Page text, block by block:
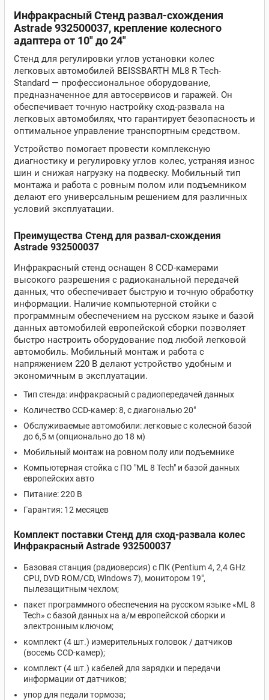
Инфракрасный Стенд развал-схождения
Astrade 932500037, крепление колесного
адаптера от 10" до 24"
Стенд для регулировки углов установки колес
легковых автомобилей BEISSBARTH ML8 R Tech-
Standard — профессиональное оборудование,
предназначенное для автосервисов и гаражей. Он
обеспечивает точную настройку сход-развала на
легковых автомобилях, что гарантирует безопасность и
оптимальное управление транспортным средством.
Устройство помогает провести комплексную
диагностику и регулировку углов колес, устраняя износ
шин и снижая нагрузку на подвеску. Мобильный тип
монтажа и работа с ровным полом или подъемником
делают его универсальным решением для различных
условий эксплуатации.
Преимущества Стенд для развал-схождения
Astrade 932500037
Инфракрасный стенд оснащен 8 CCD-камерами
высокого разрешения с радиоканальной передачей
данных, что обеспечивает быструю и точную обработку
информации. Наличие компьютерной стойки с
программным обеспечением на русском языке и базой
данных автомобилей европейской сборки позволяет
быстро настроить оборудование под любой легковой
автомобиль. Мобильный монтаж и работа с
напряжением 220 В делают устройство удобным и
экономичным в эксплуатации.
Тип стенда: инфракрасный с радиопередачей данных
Количество CCD-камер: 8, с диагональю 20"
Обслуживаемые автомобили: легковые с колесной базой
до 6,5 м (опционально до 18 м)
Мобильный монтаж на ровном полу или подъемнике
Компьютерная стойка с ПО "ML 8 Tech" и базой данных
европейских авто
Питание: 220 В
Гарантия: 12 месяцев
Комплект поставки Стенд для сход-развала колес
Инфракрасный Astrade 932500037
Базовая станция (радиоверсия) с ПК (Pentium 4, 2,4 GHz
CPU, DVD ROM/CD, Windows 7), монитором 19",
пылезащитным чехлом;
пакет программного обеспечения на русском языке «ML 8
Tech» с базой данных на а/м европейской сборки и
электронным ключом;
комплект (4 шт.) измерительных головок / датчиков
(восемь CCD-камер);
комплект (4 шт.) кабелей для зарядки и передачи
информации от датчиков;
упор для педали тормоза;